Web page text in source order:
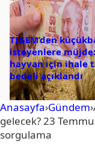
TİGEM’den
isteyenlere
hayvan için ihale
bedeli açıklandı
Anasayfa›Gündem›
gelecek? 23
sorgulama